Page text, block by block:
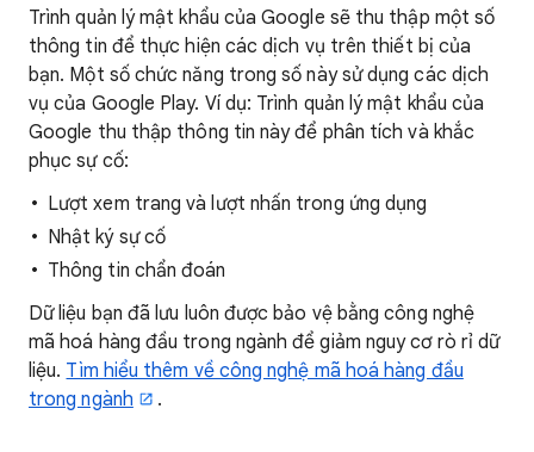
Trình quản lý mật khẩu của Google sẽ thu thập một số
thông tin để thực hiện các dịch vụ trên thiết bị của
bạn. Một số chức năng trong số này sử dụng các dịch
vụ của Google Play. Ví dụ: Trình quản lý mật khẩu của
Google thu thập thông tin này để phân tích và khắc
phục sự cố:
Lượt xem trang và lượt nhấn trong ứng dụng
Nhật ký sự cố
Thông tin chẩn đoán
Dữ liệu bạn đã lưu luôn được bảo vệ bằng công nghệ
mã hoá hàng đầu trong ngành để giảm nguy cơ rò rỉ dữ
liệu. Tìm hiểu thêm về công nghệ mã hoá hàng đầu
trong ngành
.